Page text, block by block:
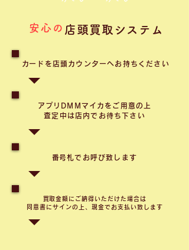
店頭買取システム
安心の
​カードを店頭カウンターへお持ちください
アプリDMMマイカをご用意の上
査定中は店内でお待ち下さい
​番号札でお呼び致します
​買取金額にご納得いただけた場合は
同意書にサインの上、現金でお支払い致します